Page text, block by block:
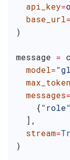
  api_key
=
  base_url
=
)
message =
  model
=
  messages
=
    {
"role"
  ],
  stream
=
)